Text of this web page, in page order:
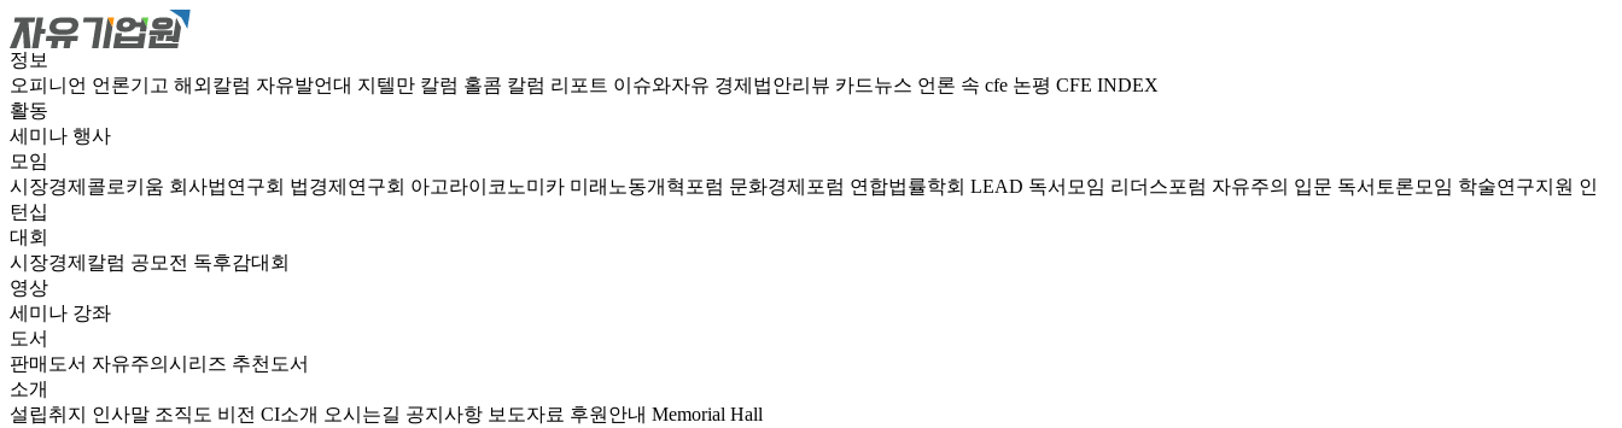
정보
오피니언 언론기고 해외칼럼 자유발언대 지텔만 칼럼 홀콤 칼럼 리포트 이슈와자유 경제법안리뷰 카드뉴스 언론 속 cfe 논평 CFE INDEX
활동
세미나 행사
모임
시장경제콜로키움 회사법연구회 법경제연구회 아고라이코노미카 미래노동개혁포럼 문화경제포럼 연합법률학회 LEAD 독서모임 리더스포럼 자유주의 입문 독서토론모임 학술연구지원 인
턴십
대회
시장경제칼럼 공모전 독후감대회
영상
세미나 강좌
도서
판매도서 자유주의시리즈 추천도서
소개
설립취지 인사말 조직도 비전 CI소개 오시는길 공지사항 보도자료 후원안내 Memorial Hall